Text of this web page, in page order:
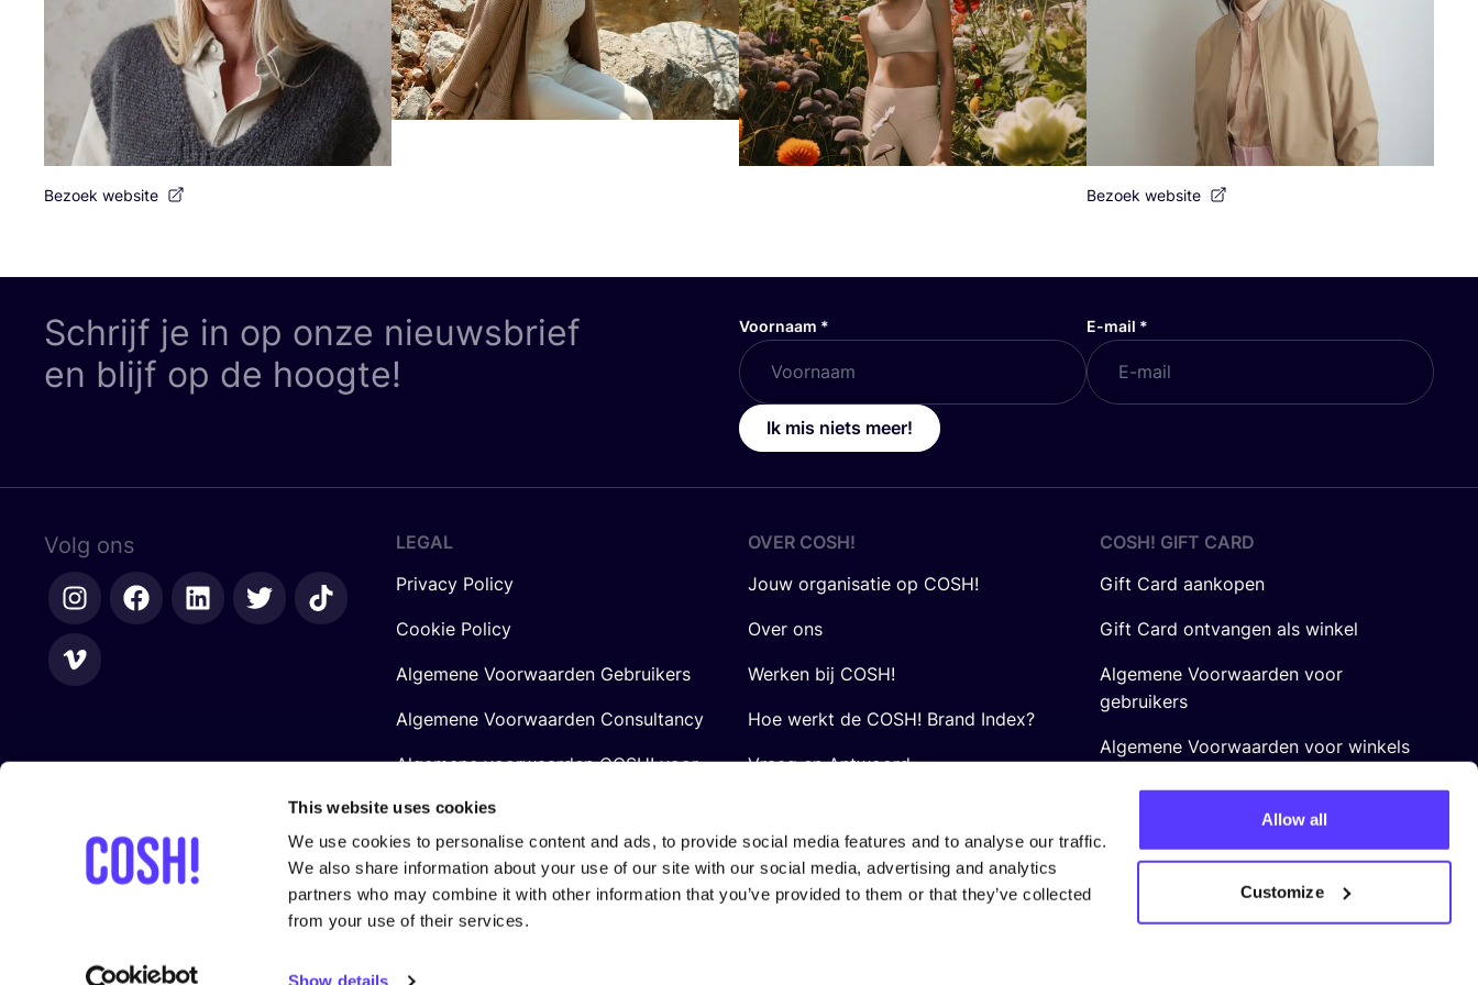
This website uses cookies
We use cookies to personalise content and ads, to provide social media features and to analyse our traffic.
We also share information about your use of our site with our social media, advertising and analytics
partners who may combine it with other information that you’ve provided to them or that they’ve collected
from your use of their services.
Show details
Allow all
Customize
Bezoek website Bezoek website
Schrijf je in op onze nieuwsbrief
en blijf op de hoogte!
Voornaam * E-mail *
Ik mis niets meer!
Volg ons
LEGAL
Privacy Policy
Cookie Policy
Algemene Voorwaarden Gebruikers
Algemene Voorwaarden Consultancy
Algemene voorwaarden COSH! voor
OVER COSH!
Jouw organisatie op COSH!
Over ons
Werken bij COSH!
Hoe werkt de COSH! Brand Index?
Vraag en Antwoord
COSH! GIFT CARD
Gift Card aankopen
Gift Card ontvangen als winkel
Algemene Voorwaarden voor
gebruikers
Algemene Voorwaarden voor winkels